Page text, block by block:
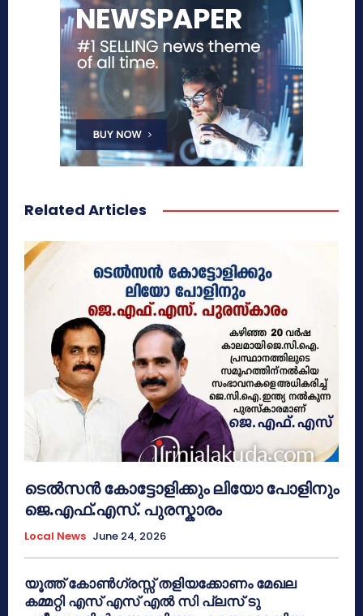
Related Articles
ടെൽസൻ കോട്ടോളിക്കും ലിയോ പോളിനും
ജെ.എഫ്.എസ്. പുരസ്കാരം
Local News June 24, 2026
യൂത്ത് കോൺഗ്രസ്സ് തളിയക്കോണം മേഖല
കമ്മറ്റി എസ് എസ് എൽ സി പ്ലസ് ടു